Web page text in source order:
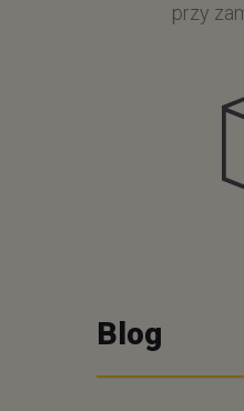
przy
Blog